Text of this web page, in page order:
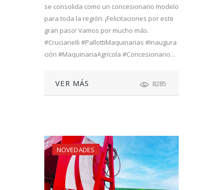
se consolida como un concesionario modelo
para toda la región. ¡Felicitaciones por este
gran paso! Vamos por mucho más.
#Crucianelli #PallottiMaquinarias #Inaugura
ción #MaquinariaAgrícola #Concesionario…
VER MÁS 8285
NOVEDADES